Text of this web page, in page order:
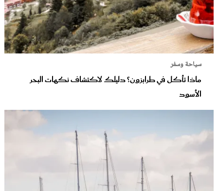
سياحة وسفر
ماذا تأكل في طرابزون؟ دليلك لاكتشاف نكهات البحر
الأسود